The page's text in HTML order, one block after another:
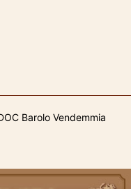
Barolo Vendemmia